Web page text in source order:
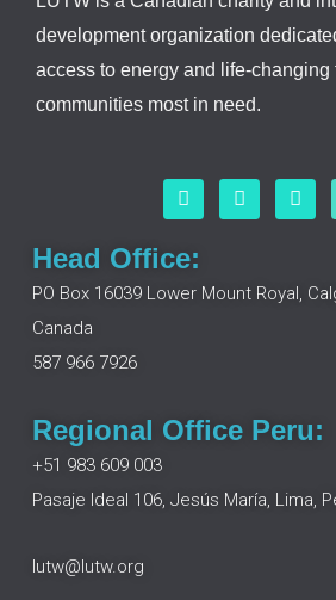
development organization
access to energy and life-
communities most in need.
F
a
e
b
o
L
i
d
I
n
g
r
Head Office:
PO Box 16039 Lower Mount Royal,
Canada
587 966 7926
Regional Office Peru:
+51 983 609 003
Pasaje Ideal 106, Jesús María, Lima,
lutw@lutw.org